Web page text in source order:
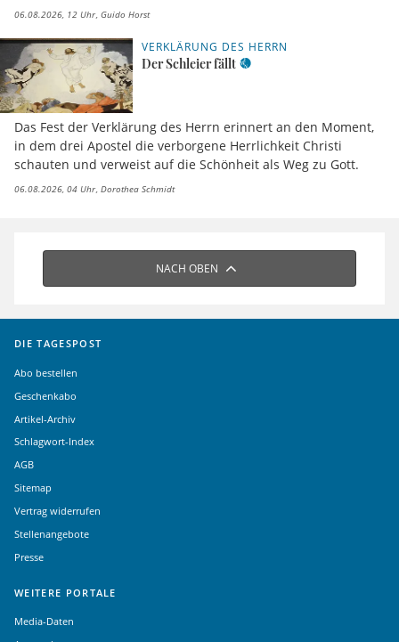
06.08.2026, 12 Uhr Guido Horst
VERKLÄRUNG DES HERRN
Der Schleier fällt
Das Fest der Verklärung des Herrn erinnert an den Moment,
in dem drei Apostel die verborgene Herrlichkeit Christi
schauten und verweist auf die Schönheit als Weg zu Gott.
06.08.2026, 04 Uhr Dorothea Schmidt
NACH OBEN
DIE TAGESPOST
Abo bestellen
Geschenkabo
Artikel-Archiv
Schlagwort-Index
AGB
Sitemap
Vertrag widerrufen
Stellenangebote
Presse
WEITERE PORTALE
Media-Daten